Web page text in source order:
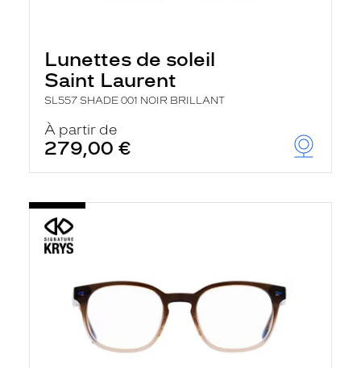
Lunettes de soleil
Saint Laurent
SL557 SHADE 001 NOIR BRILLANT
À partir de
279,00 €